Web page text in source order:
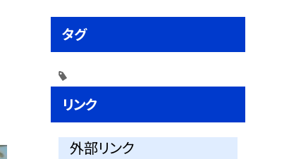
タグ
リンク
外部リンク